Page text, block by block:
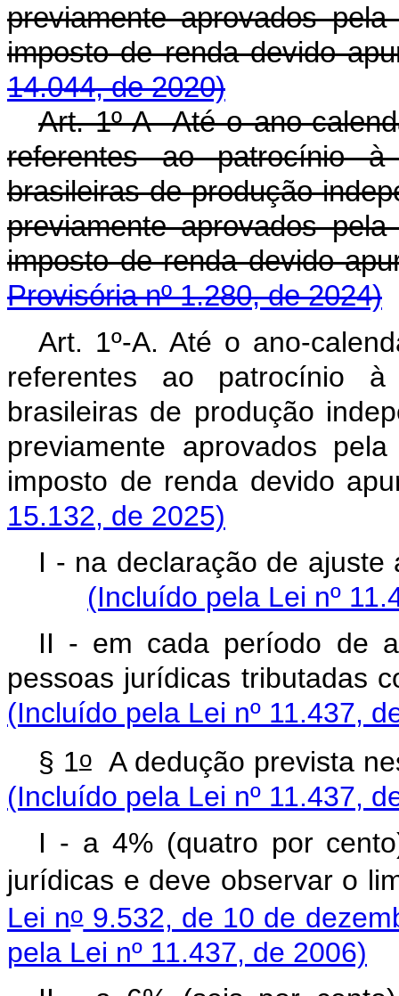
previamente aprovados
imposto de renda devido
14.044, de 2020)
Art. 1º-A Até o ano-
referentes ao patrocínio
brasileiras de produção
previamente aprovados
imposto de renda devido
Provisória nº 1.280, de 2024)
Art. 1º-A. Até o ano-
referentes ao patrocínio
brasileiras de produção
previamente aprovados
imposto de renda devido
15.132, de 2025)
I - na declaração de
(Incluído pela Lei nº
II - em cada período de
pessoas jurídicas
(Incluído pela Lei nº 11.437,
§ 1oA dedução
(Incluído pela Lei nº 11.437,
I - a 4% (quatro por
jurídicas e deve observar o
Lei no9.532, de 10 de
pela Lei nº 11.437, de 2006)